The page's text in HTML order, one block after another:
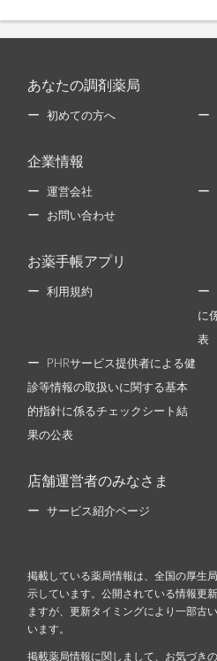
あなたの調剤薬局
初めての方へ
企業情報
運営会社
お問い合わせ
お薬手帳アプリ
利用規約
に
表
PHRサービス提供者による健
診等情報の取扱いに関する基本
的指針に係るチェックシート結
果の公表
店舗運営者のみなさま
サービス紹介ページ
掲載している薬局情報は、全国の厚生
示しています。公開されている情報更
ますが、更新タイミングにより一部古
います。
掲載薬局情報に関しまして、お気づき